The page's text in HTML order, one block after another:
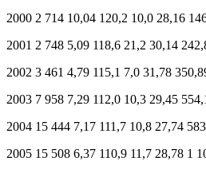
2000 2 714 10,04 120,2 10,0 28,16
2001 2 748 5,09 118,6 21,2 30,14
2002 3 461 4,79 115,1 7,0 31,78
2003 7 958 7,29 112,0 10,3 29,45
2004 15 444 7,17 111,7 10,8 27,74
2005 15 508 6,37 110,9 11,7 28,78 1